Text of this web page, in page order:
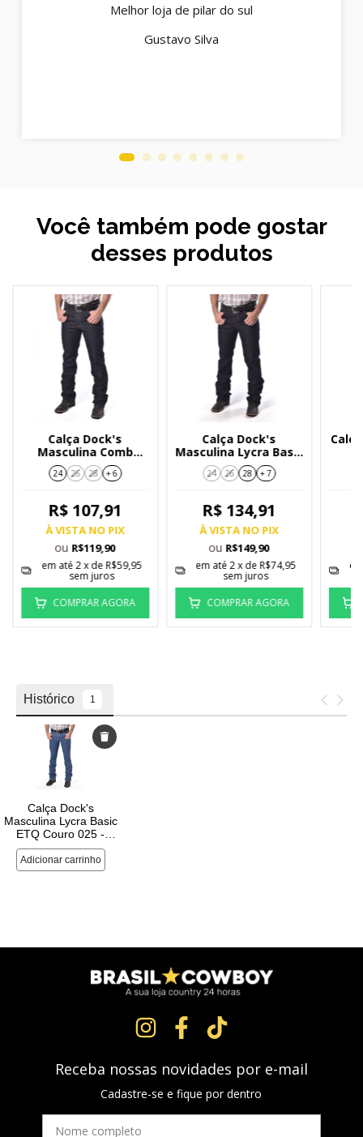
Melhor loja de pilar do sul
Gustavo Silva
Você também pode gostar
desses produtos
Calça Dock's
Masculina Comb
Extreme 2102 - 005
24 26 28 + 6
R$ 107,91
À VISTA NO PIX
ou R$119,90
em até2x de R$59,95
sem juros
COMPRAR AGORA
Calça Dock's
Masculina Lycra Basic
ETQ Couro 1407-043
24 26 28 + 7
R$ 134,91
À VISTA NO PIX
ou R$149,90
em até2x de R$74,95
sem juros
COMPRAR AGORA
Receba nossas novidades por e-mail
Cadastre-se e fique por dentro